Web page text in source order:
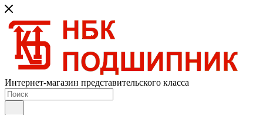
Интернет-магазин представительского класса